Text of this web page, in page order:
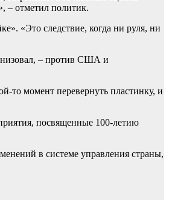
– отметил политик.
«Это следствие, когда ни руля, ни
– против США и
то момент перевернуть пластинку, и
посвященные 100-летию
в системе управления страны,